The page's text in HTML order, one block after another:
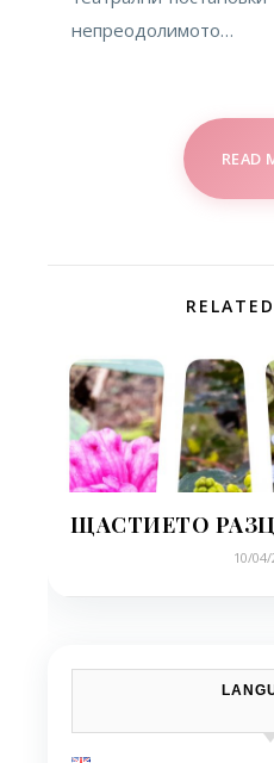
непреодолимото…
READ
ЩАСТИЕТО
10/04/